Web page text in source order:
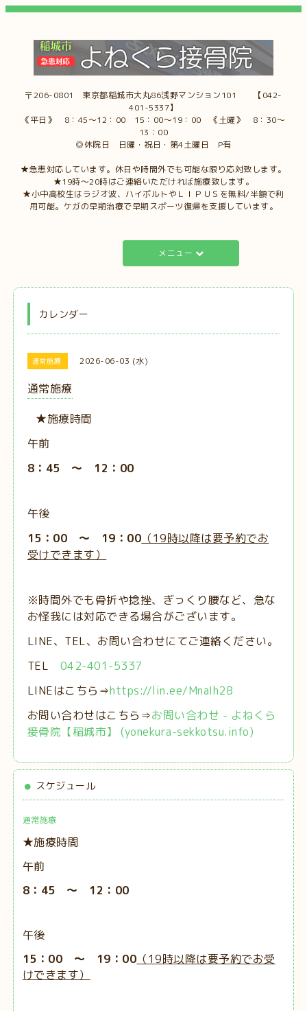
〒206-0801 東京都稲城市大丸86浅野マンション101 【042-
401-5337】
《平日》 8：45～12：00 15：00～19：00 《土曜》 8：30～
13：00
◎休院日 日曜・祝日・第4土曜日 P有
★急患対応しています。休日や時間外でも可能な限り応対致します。
★19時～20時はご連絡いただければ施療致します。
★小中高校生はラジオ波、ハイボルトやＬＩＰＵＳを無料/半額で利
用可能。ケガの早期治療で早期スポーツ復帰を支援しています。
メニュー
カレンダー
通常施療 2026-06-03 (水)
通常施療
★施療時間
午前
8：45 ～ 12：00
午後
15：00 ～ 19：00 （19時以降は要予約でお
受けできます）
※時間外でも骨折や捻挫、ぎっくり腰など、急な
お怪我には対応できる場合がございます。
LINE、TEL、お問い合わせにてご連絡ください。
TEL 042-401-5337
LINEはこちら⇒https://lin.ee/MnaIh2B
お問い合わせはこちら⇒お問い合わせ - よねくら
接骨院【稲城市】 (yonekura-sekkotsu.info)
スケジュール
通常施療
★施療時間
午前
8：45 ～ 12：00
午後
15：00 ～ 19：00 （19時以降は要予約でお受
けできます）